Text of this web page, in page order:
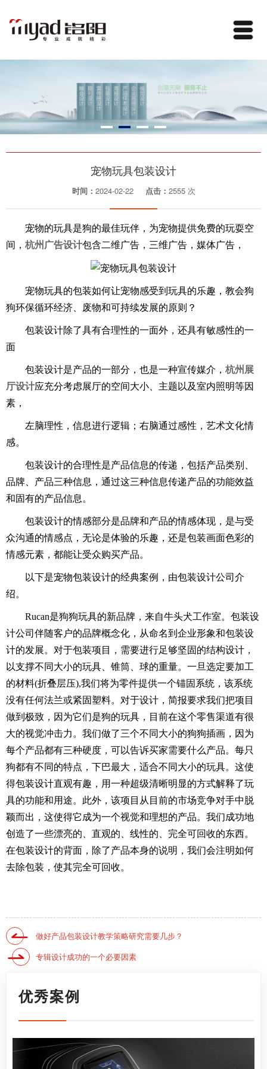
宠物玩具包装设计
时间： 2024-02-22 点击： 2555 次
宠物的玩具是狗的最佳玩伴，为宠物提供免费的玩耍空
间， 杭州广告设计包含二维广告，三维广告，媒体广告，
宠物玩具的包装如何让宠物感受到玩具的乐趣，教会狗
狗环保循环经济、废物和可持续发展的原则？
包装设计除了具有合理性的一面外，还具有敏感性的一
面
包装设计是产品的一部分，也是一种宣传媒介， 杭州展
厅设计应充分考虑展厅的空间大小、主题以及室内照明等因
素，
左脑理性，信息进行逻辑；右脑通过感性，艺术文化情
感。
包装设计的合理性是产品信息的传递，包括产品类别、
品牌、产品三种信息，通过这三种信息传递产品的功能效益
和固有的产品信息。
包装设计的情感部分是品牌和产品的情感体现，是与受
众沟通的情感点，无论是体验的乐趣，还是包装画面色彩的
情感元素，都能让受众购买产品。
以下是宠物包装设计的经典案例，由包装设计公司介
绍。
Rucan是狗狗玩具的新品牌，来自牛头犬工作室。包装设
计公司伴随客户的品牌概念化，从命名到企业形象和包装设
计的发展。对于包装项目，需要进行足够坚固的结构设计，
以支撑不同大小的玩具、锥筒、球的重量。一旦选定要加工
的材料(折叠层压),我们将为零件提供一个锚固系统，该系统
没有任何法兰或紧固塑料。对于设计，简报要求我们把项目
做到极致，因为它们是狗的玩具，目前在这个零售渠道有很
大的视觉冲击力。我们做了三个不同大小的狗狗插画，因为
每个产品都有三种硬度，可以告诉买家需要什么产品。每只
狗都有不同的特点，下巴最大，适合不同大小的玩具。这使
得包装设计直观有趣，用一种超级清晰明显的方式解释了玩
具的功能和用途。此外，该项目从目前的市场竞争对手中脱
颖而出，这使得它成为一个视觉和理想的产品。我们成功地
创造了一些漂亮的、直观的、线性的、完全可回收的东西。
在包装设计的背面，除了产品本身的说明，我们会注明如何
去除包装，使其完全可回收。
做好产品包装设计教学策略研究需要几步？
专辑设计成功的一个必要因素
优秀案例